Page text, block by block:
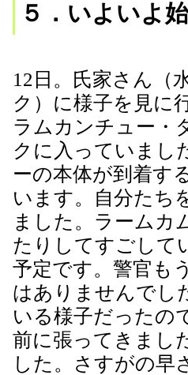
５．いよいよ
12日。氏家さん（
ク）に様子を見に
ラムカンチュー・
クに入っていまし
ーの本体が到着す
います。自分たち
ました。ラームカ
たりしてすごして
予定です。警官も
はありませんでし
いる様子だったの
前に張ってきまし
した。さすがの早